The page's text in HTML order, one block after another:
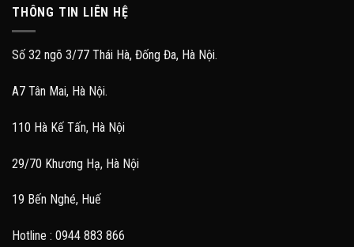
THÔNG TIN LIÊN HỆ
Số 32 ngõ 3/77 Thái Hà, Đống Đa, Hà Nội.
A7 Tân Mai, Hà Nội.
110 Hà Kế Tấn, Hà Nội
29/70 Khương Hạ, Hà Nội
19 Bến Nghé, Huế
Hotline : 0944 883 866